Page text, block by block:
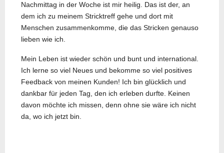
Nachmittag in der Woche ist mir heilig. Das ist der, an
dem ich zu meinem Stricktreff gehe und dort mit
Menschen zusammenkomme, die das Stricken genauso
lieben wie ich.
Mein Leben ist wieder schön und bunt und international.
Ich lerne so viel Neues und bekomme so viel positives
Feedback von meinen Kunden! Ich bin glücklich und
dankbar für jeden Tag, den ich erleben durfte. Keinen
davon möchte ich missen, denn ohne sie wäre ich nicht
da, wo ich jetzt bin.